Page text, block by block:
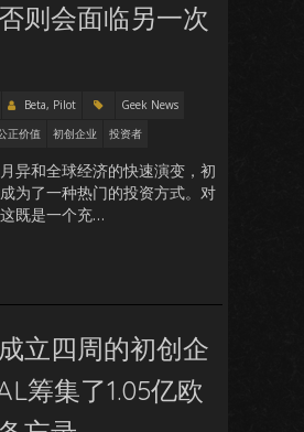
则会面临另一次
Beta, Pilot
Geek News
正价值 初创企业 投资者
异和全球经济的快速演变，初
为了一种热门的投资方式。对
既是一个充…
立四周的初创企
筹集了1.05亿欧